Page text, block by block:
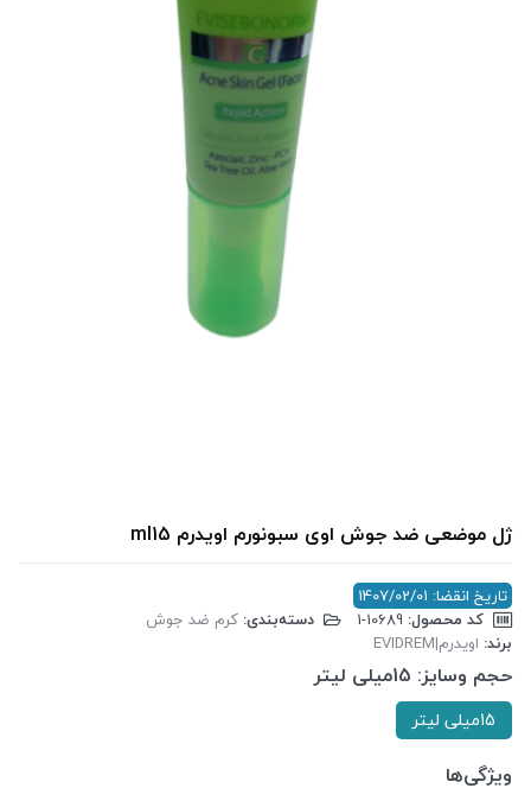
ژل موضعی ضد جوش اوی سبونورم اویدرم ml15
تاریخ انقضا: 1407/02/01
کد محصول:
دسته‌بندی: کرم ضد جوش
برند: اویدرم|EVIDREM
حجم وسایز: 15میلی لیتر
15میلی لیتر
ویژگی‌ها